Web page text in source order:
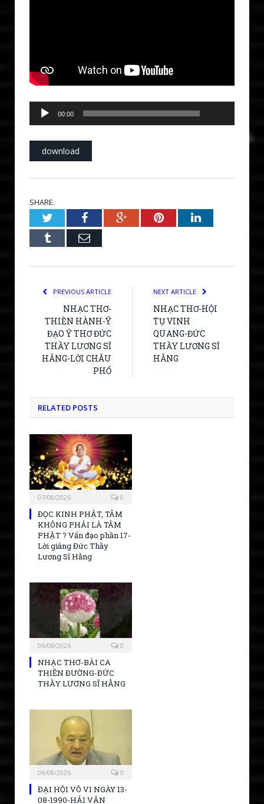
Audio
Player
00:00
download
SHARE.
TwitterFacebookGoogle+PinterestLinkedIn
Tumblr Email
PREVIOUS ARTICLE
NHẠC THƠ-
THIỀN HÀNH-Ý
ĐẠO Ý THƠ ĐỨC
THẦY LƯƠNG SĨ
HẰNG-LỜI CHÂU
PHỐ
NEXT ARTICLE
NHẠC THƠ-HỘI
TỤ VINH
QUANG-ĐỨC
THẦY LƯƠNG SĨ
HẰNG
RELATED POSTS
07/08/2026 0
ĐỌC KINH PHẬT, TÂM
KHÔNG PHẢI LÀ TÂM
PHẬT ? Vấn đạo phần 17-
Lời giảng Đức Thầy
Lương Sĩ Hằng
06/08/2026 0
NHẠC THƠ-BÀI CA
THIỀN ĐƯỜNG-ĐỨC
THẦY LƯƠNG SĨ HẰNG
06/08/2026 0
ĐẠI HỘI VÔ VI NGÀY 13-
08-1990-HẢI VẬN